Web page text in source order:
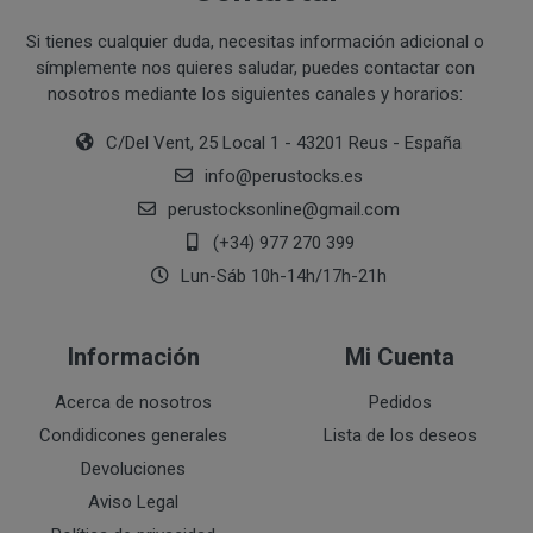
Si tienes cualquier duda, necesitas información adicional o
símplemente nos quieres saludar, puedes contactar con
nosotros mediante los siguientes canales y horarios:
C/Del Vent, 25 Local 1 - 43201 Reus - España
info@perustocks.es
perustocksonline@gmail.com
(+34) 977 270 399
Lun-Sáb 10h-14h/17h-21h
Información
Acerca de nosotros
Condidicones generales
Devoluciones
Aviso Legal
Mi Cuenta
Pedidos
Lista de los deseos
Interés legítimo del responsable
¿A qué destinatarios se comunicarán sus datos?
PROCESO DE COMPRA Y/O CONTRATACIÓN
Para realizar cualquier compra en
Además será preciso que el cliente se registre en
recogida de datos en el que se proporcione a
contratación; datos que en cualquier caso serán
que el cliente deberá consentir expresamente
PERUSTOCKS.
Una vez dentro de la web, debemos
requeridos a tal efecto. También nos aparece la
newsletter. En la dirección del correo
Accedemos a la tienda online "ENTRAR"
identifica..